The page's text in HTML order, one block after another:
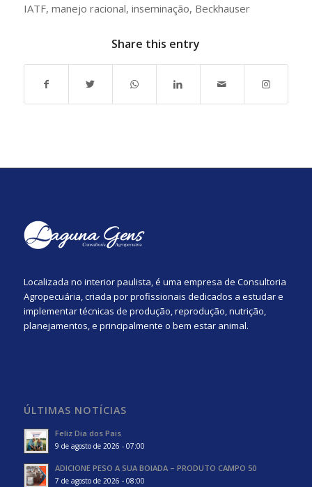
IATF, manejo racional, inseminação, Beckhauser
Share this entry
Localizada no interior paulista, é uma empresa de Consultoria
Agropecuária, criada por profissionais dedicados a estudar e
implementar técnicas de produção, reprodução, nutrição,
planejamentos, e principalmente o bem estar animal.
ÚLTIMAS NOTÍCIAS
Feliz Dia dos Pais
9 de agosto de 2026 - 07:00
ADICIONE PESO A SUA BOIADA – PRODUTO CAMPO 50
7 de agosto de 2026 - 08:00